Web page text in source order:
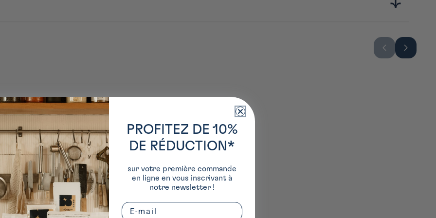
PROFITEZ DE 10%
DE RÉDUCTION*
sur votre première commande
en ligne en vous inscrivant à
notre newsletter !
Email